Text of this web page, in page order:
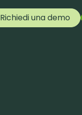
Richiedi una demo